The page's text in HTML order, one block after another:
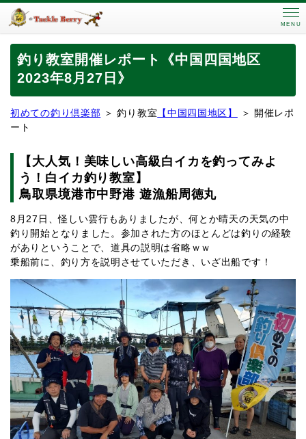
MENU
釣り教室開催レポート《中国四国地区
2023年8月27日》
初めての釣り倶楽部 ＞ 釣り教室 【中国四国地区】
＞ 開催レポ
ート
【大人気！美味しい高級白イカを釣ってみよ
う！白イカ釣り教室】
鳥取県境港市中野港 遊漁船周徳丸
8月27日、怪しい雲行もありましたが、何とか晴天の天気の中
釣り開始となりました。参加された方のほとんどは釣りの経験
がありということで、道具の説明は省略ｗｗ
乗船前に、釣り方を説明させていただき、いざ出船です！